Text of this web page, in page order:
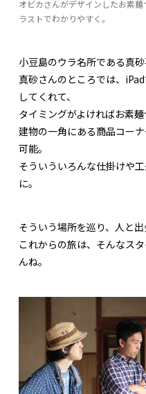
オビカさんがデザインしたお素
ラストでわかりやすく。
小豆島のウラ名所である真砂
真砂さんのところでは、
してくれて、
タイミングがよければお素麺
建物の一角にある商品コー
可能。
そういういろんな仕掛けや
に。
そういう場所を巡り、人と
これからの旅は、そんなス
んね。